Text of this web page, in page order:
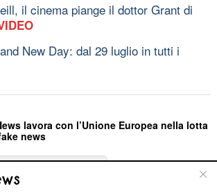
il cinema piange il dottor Grant di
New Day: dal 29 luglio in tutti i
lavora con l’Unione Europea nella lotta
news